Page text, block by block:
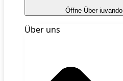
Öffne Über iuvando
Über uns